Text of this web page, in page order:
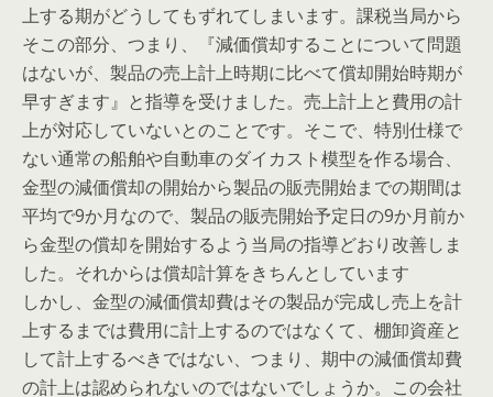
上する期がどうしてもずれてしまいます。課税当局から
そこの部分、つまり、『減価償却することについて問題
はないが、製品の売上計上時期に比べて償却開始時期が
早すぎます』と指導を受けました。売上計上と費用の計
上が対応していないとのことです。そこで、特別仕様で
ない通常の船舶や自動車のダイカスト模型を作る場合、
金型の減価償却の開始から製品の販売開始までの期間は
平均で9か月なので、製品の販売開始予定日の9か月前か
ら金型の償却を開始するよう当局の指導どおり改善しま
した。それからは償却計算をきちんとしています
しかし、金型の減価償却費はその製品が完成し売上を計
上するまでは費用に計上するのではなくて、棚卸資産と
して計上するべきではない、つまり、期中の減価償却費
の計上は認められないのではないでしょうか。この会社